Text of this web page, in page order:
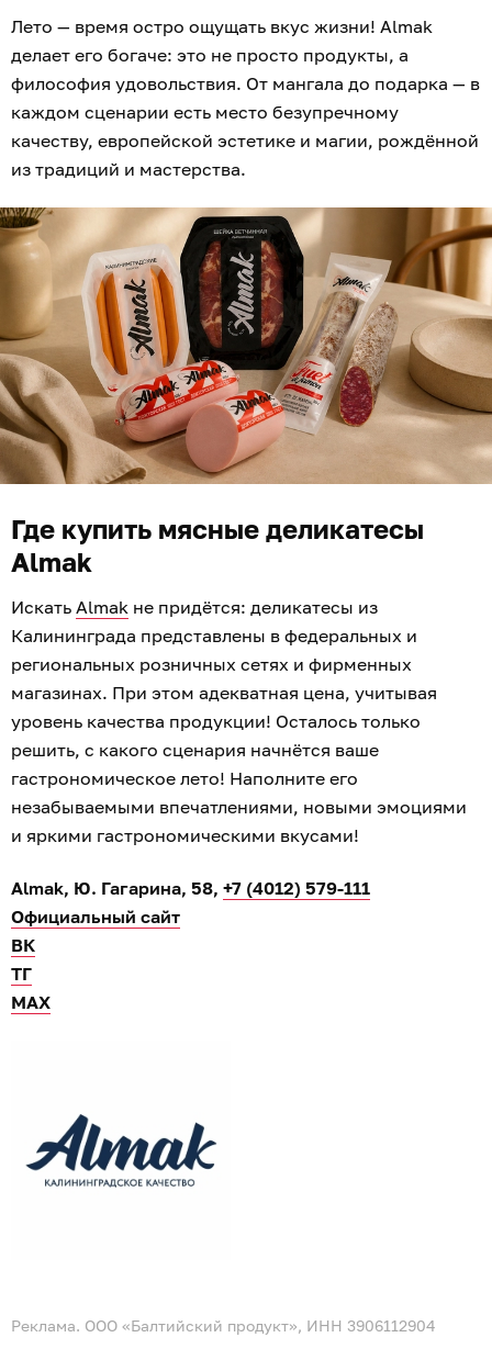
Лето — время остро ощущать вкус жизни! Almak
делает его богаче: это не просто продукты, а
философия удовольствия. От мангала до подарка — в
каждом сценарии есть место безупречному
качеству, европейской эстетике и магии, рождённой
из традиций и мастерства.
Где купить мясные деликатесы
Almak
Искать Almak не придётся: деликатесы из
Калининграда представлены в федеральных и
региональных розничных сетях и фирменных
магазинах. При этом адекватная цена, учитывая
уровень качества продукции! Осталось только
решить, с какого сценария начнётся ваше
гастрономическое лето! Наполните его
незабываемыми впечатлениями, новыми эмоциями
и яркими гастрономическими вкусами!
Almak, Ю. Гагарина, 58, +7 (4012) 579-111
Официальный сайт
ВК
ТГ
МАХ
Реклама. ООО «Балтийский продукт», ИНН 3906112904